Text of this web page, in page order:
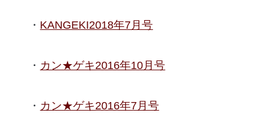
KANGEKI2018年7月号
カン★ゲキ2016年10月号
カン★ゲキ2016年7月号